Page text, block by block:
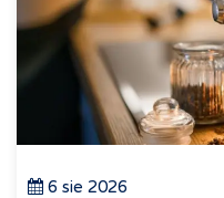
6 sie 2026